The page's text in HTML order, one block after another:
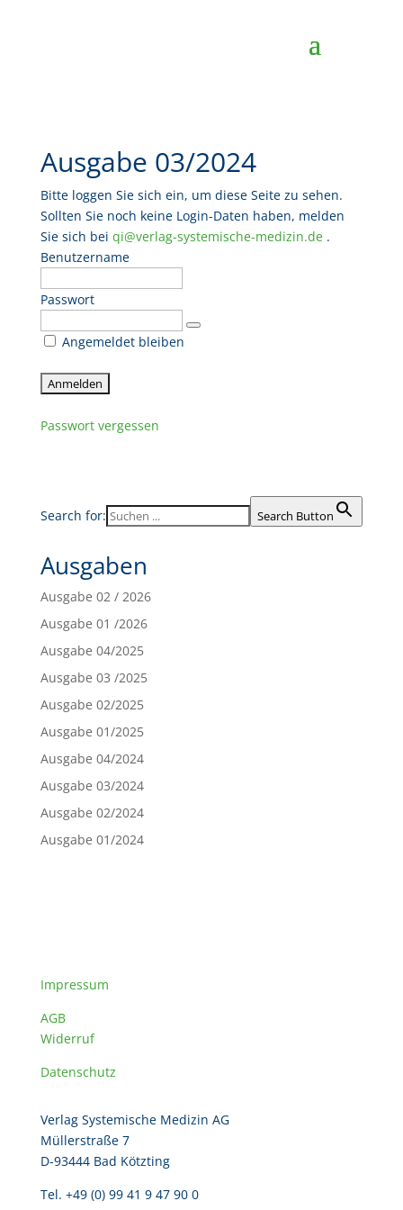
Ausgabe 03/2024
Bitte loggen Sie sich ein, um diese Seite zu sehen.
Sollten Sie noch keine Login-Daten haben, melden
Sie sich bei qi@verlag-systemische-medizin.de.
Benutzername
Passwort
Angemeldet bleiben
Passwort vergessen
Search for: Search Button
Ausgaben
Ausgabe 02 / 2026
Ausgabe 01 /2026
Ausgabe 04/2025
Ausgabe 03 /2025
Ausgabe 02/2025
Ausgabe 01/2025
Ausgabe 04/2024
Ausgabe 03/2024
Ausgabe 02/2024
Ausgabe 01/2024
Impressum
AGB
Widerruf
Datenschutz
Verlag Systemische Medizin AG
Müllerstraße 7
D-93444 Bad Kötzting
Tel. +49 (0) 99 41 9 47 90 0